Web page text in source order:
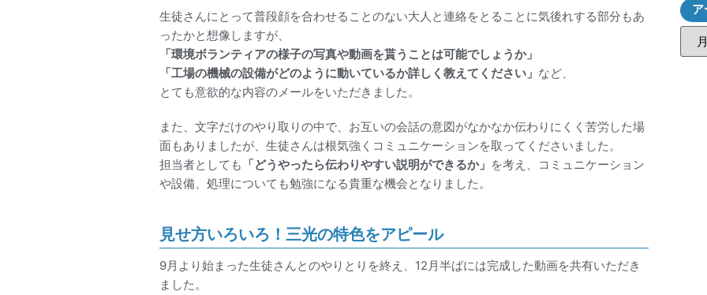
生徒さんにとって普段顔を合わせることのない大人と連絡をとることに気後れする部分もあ
ったかと想像しますが、
「環境ボランティアの様子の写真や動画を貰うことは可能でしょうか」
「工場の機械の設備がどのように動いているか詳しく教えてください」 など、
とても意欲的な内容のメールをいただきました。
また、文字だけのやり取りの中で、お互いの会話の意図がなかなか伝わりにくく苦労した場
面もありましたが、生徒さんは根気強くコミュニケーションを取ってくださいました。
担当者としても 「どうやったら伝わりやすい説明ができるか」 を考え、コミュニケーション
や設備、処理についても勉強になる貴重な機会となりました。
見せ方いろいろ！三光の特色をアピール
9月より始まった生徒さんとのやりとりを終え、12月半ばには完成した動画を共有いただき
ました。
ア